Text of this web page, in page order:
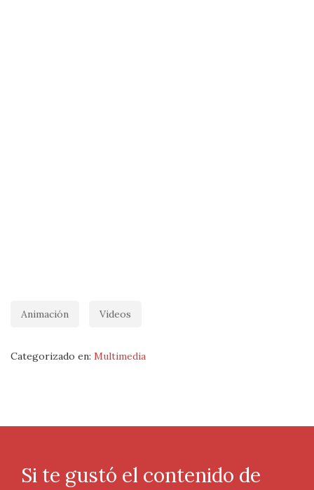
Animación Videos
Categorizado en: Multimedia
Si te gustó el contenido de